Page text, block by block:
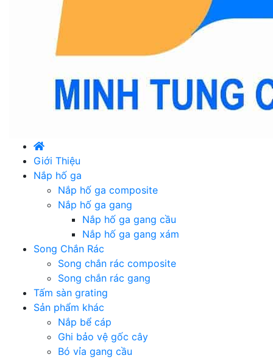
Giới Thiệu
Nắp hố ga
Nắp hố ga composite
Nắp hố ga gang
Nắp hố ga gang cầu
Nắp hố ga gang xám
Song Chắn Rác
Song chắn rác composite
Song chắn rác gang
Tấm sàn grating
Sản phẩm khác
Nắp bể cáp
Ghi bảo vệ gốc cây
Bó vỉa gang cầu